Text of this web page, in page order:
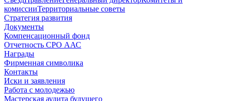
комиссииТерриториальные советы
Стратегия развития
Документы
Компенсационный фонд
Отчетность СРО ААС
Награды
Фирменная символика
Контакты
Иски и заявления
Работа с молодежью
Мастерская аудита будущего